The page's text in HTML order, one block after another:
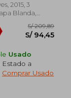
2015, 3
Blanda,
Usado
a
Comprar Usado